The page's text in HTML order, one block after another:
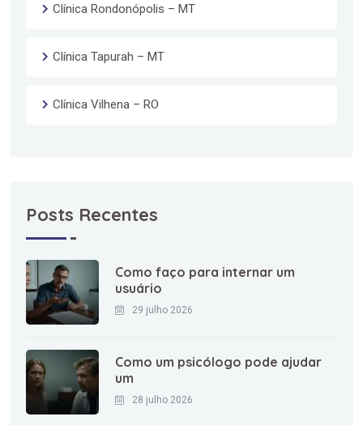
Clínica Rondonópolis – MT
Clínica Tapurah – MT
Clínica Vilhena – RO
Posts Recentes
Como faço para internar um
usuário
29 julho 2026
Como um psicólogo pode ajudar
um
28 julho 2026